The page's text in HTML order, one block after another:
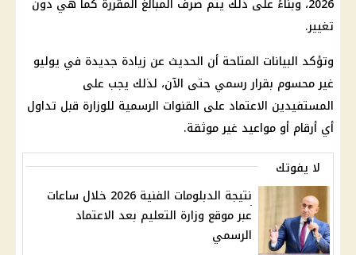
تغيير.
وتؤكد البيانات المتاحة أن الحديث عن زيادة جديدة في يوليو
غير محسوم بقرار رسمي حتى الآن، لذلك يجب على
المستفيدين الاعتماد على القنوات الرسمية للوزارة قبل تداول
أي أرقام أو مواعيد غير موثقة.
لا يفوتك
نتيجة الدبلومات الفنية 2026 خلال ساعات
عبر موقع وزارة التعليم بعد الاعتماد
الرسمي